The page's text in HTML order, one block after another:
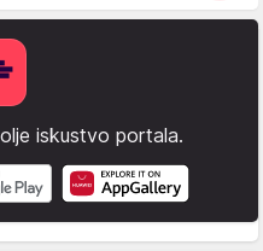
iskustvo portala.